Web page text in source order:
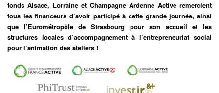
fonds Alsace, Lorraine et Champagne Ardenne Active remercient
tous les financeurs d’avoir participé à cette grande journée, ainsi
que l’Eurométropôle de Strasbourg pour son accueil et les
structures locales d’accompagnement à l’entrepreneuriat social
pour l’animation des ateliers !